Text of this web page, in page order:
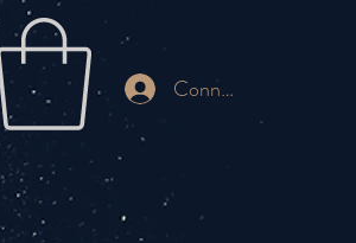
Connnexion